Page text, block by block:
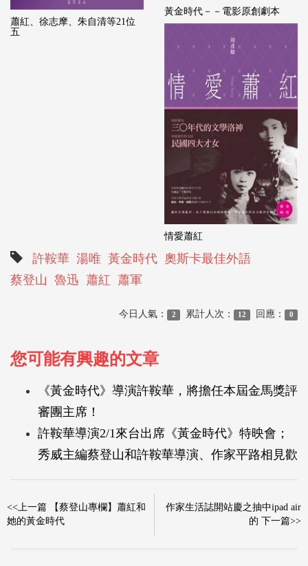
蕭紅、徐志摩、朱自清等21位
五
黃金時代－－電影原創劇本
情愛蕭紅
許鞍華 湯唯 黃金時代 奧斯卡最佳外語
蔡登山 魯迅 蕭紅 蕭軍
今日人氣： 2 累計人次： 12 回應： 0
您可能有興趣的文章
《黃金時代》導演許鞍華，將擔任本屆金馬獎評
審團主席！
許鞍華導演2/1來台出席《黃金時代》特映會；
秀威主編蔡登山和許鞍華導演、作家平路相見歡
<<上一篇 【蔡登山專欄】蕭紅和
她的黃金時代
作家生活誌開站慶之抽中ipad air
的 下一篇>>